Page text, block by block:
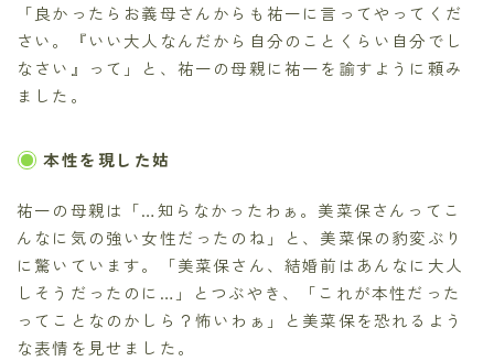
「良かったらお義母さんからも祐一に言ってやってくだ
さい。『いい大人なんだから自分のことくらい自分でし
なさい』って」と、祐一の母親に祐一を諭すように頼み
ました。
本性を現した姑
祐一の母親は「…知らなかったわぁ。美菜保さんってこ
んなに気の強い女性だったのね」と、美菜保の豹変ぶり
に驚いています。「美菜保さん、結婚前はあんなに大人
しそうだったのに…」とつぶやき、「これが本性だった
ってことなのかしら？怖いわぁ」と美菜保を恐れるよう
な表情を見せました。